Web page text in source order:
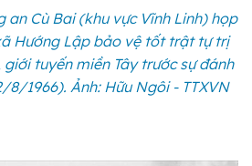
an Cù Bai (khu vực Vĩnh Linh) họp
Hướng Lập bảo vệ tốt trật tự trị
tuyến miền Tây trước sự đánh
8/1966). Ảnh: Hữu Ngôi - TTXVN